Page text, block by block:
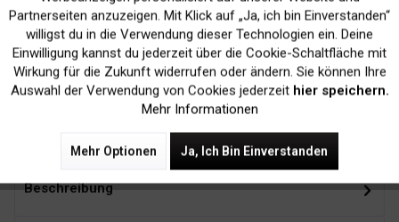
Kein Verlust der
Druckergarantie
Versand innerhalb von
24H*
Zubehör 15
Beschreibung
Marketing Inaktiv
Tracking Inaktiv
Partnerseiten anzuzeigen. Mit Klick auf „Ja, ich bin Einverstanden“
willigst du in die Verwendung dieser Technologien ein. Deine
Einwilligung kannst du jederzeit über die Cookie-Schaltfläche mit
Wirkung für die Zukunft widerrufen oder ändern. Sie können Ihre
Auswahl der Verwendung von Cookies jederzeit hier speichern.
Mehr Informationen
Mehr Optionen Ja, Ich Bin Einverstanden